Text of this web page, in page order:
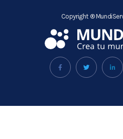
Copyright ®